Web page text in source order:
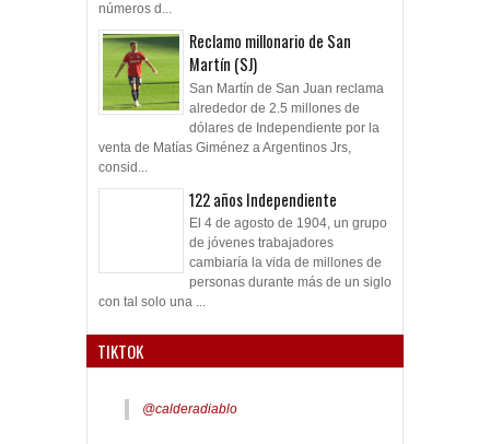
números d...
Reclamo millonario de San
Martín (SJ)
San Martín de San Juan reclama
alrededor de 2.5 millones de
dólares de Independiente por la
venta de Matías Giménez a Argentinos Jrs,
consid...
122 años Independiente
El 4 de agosto de 1904, un grupo
de jóvenes trabajadores
cambiaría la vida de millones de
personas durante más de un siglo
con tal solo una ...
TIKTOK
@calderadiablo